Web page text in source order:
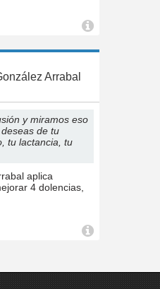
Arrabal
y miramos eso
de tu
tu lactancia, tu
aplica
4 dolencias,